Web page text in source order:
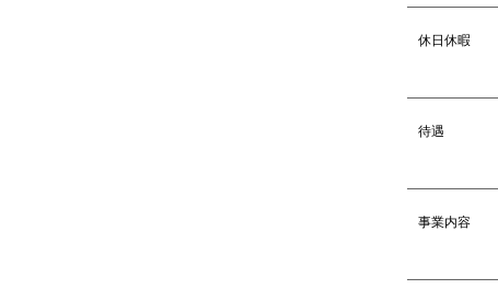
休日休暇
待遇
事業内容